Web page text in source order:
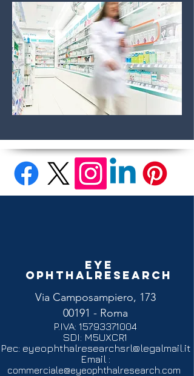
Eye
Ophthalresearch
Via Camposampiero, 173
00191 - Roma
P.IVA: 15793371004
SDI: M5UXCR1
Pec: eyeophthalresearchsrl@legalmail.it
Email :
commerciale@eyeophthalresearch.com